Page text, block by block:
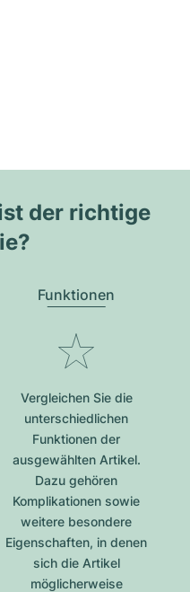
der richtige
Funktionen
Vergleichen Sie die
unterschiedlichen
Funktionen der
ausgewählten Artikel.
Dazu gehören
Komplikationen sowie
weitere besondere
Eigenschaften, in denen
sich die Artikel
möglicherweise